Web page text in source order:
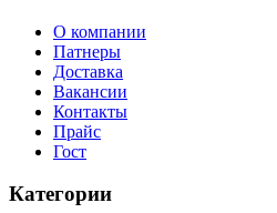
О компании
Патнеры
Доставка
Вакансии
Контакты
Прайс
Гост
Категории